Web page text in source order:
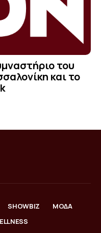
του
και το
SHOWBIZ
ΜΟΔΑ